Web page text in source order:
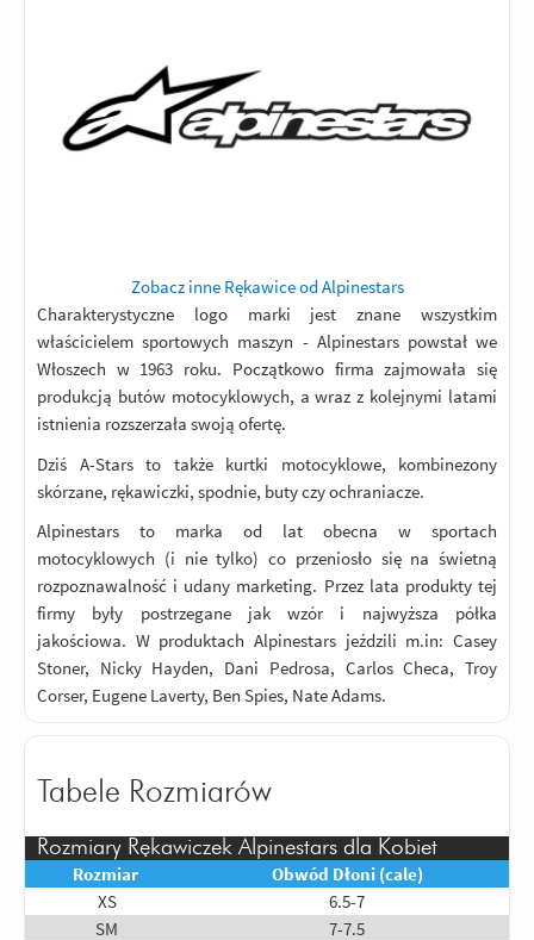
Zobacz inne Rękawice od Alpinestars
Charakterystyczne logo marki jest znane wszystkim
właścicielem sportowych maszyn - Alpinestars powstał we
Włoszech w 1963 roku. Początkowo firma zajmowała się
produkcją butów motocyklowych, a wraz z kolejnymi latami
istnienia rozszerzała swoją ofertę.
Dziś A-Stars to także kurtki motocyklowe, kombinezony
skórzane, rękawiczki, spodnie, buty czy ochraniacze.
Alpinestars to marka od lat obecna w sportach
motocyklowych (i nie tylko) co przeniosło się na świetną
rozpoznawalność i udany marketing. Przez lata produkty tej
firmy były postrzegane jak wzór i najwyższa półka
jakościowa. W produktach Alpinestars jeździli m.in: Casey
Stoner, Nicky Hayden, Dani Pedrosa, Carlos Checa, Troy
Corser, Eugene Laverty, Ben Spies, Nate Adams.
Tabele Rozmiarów
Rozmiary Rękawiczek Alpinestars dla Kobiet
Rozmiar
Obwód Dłoni (cale)
XS
6.5-7
SM
7-7.5